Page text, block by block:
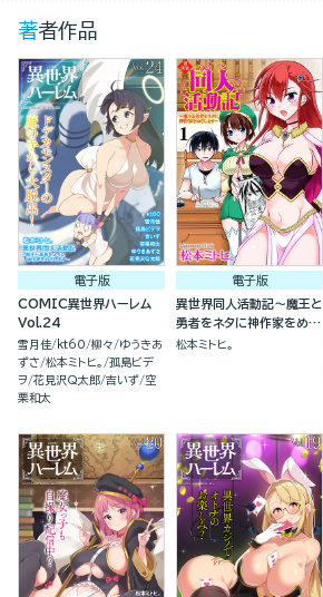
著者作品
電子版
COMIC異世界ハーレム
Vol.24
雪月佳 kt60 柳々
ゆうきあ
ずさ 松本ミトヒ。
孤島ビデ
ヲ 花見沢Q太郎 吉いず 空
栗和太
電子版
異世界同人活動記～魔王と
勇者をネタに神作家をめざ
します～（分冊版）
松本ミトヒ。